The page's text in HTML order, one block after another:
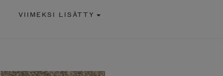
VIIMEKSI LISÄTTY